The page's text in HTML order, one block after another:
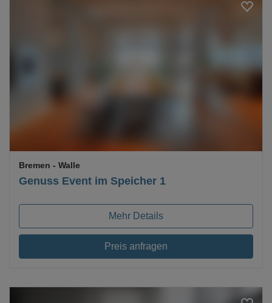
Genuss Event im Speicher 1
Bremen - Walle
Mehr Details
Preis anfragen